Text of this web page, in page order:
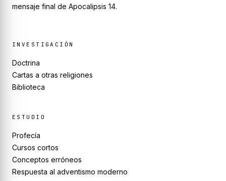
mensaje final de Apocalipsis 14.
INVESTIGACIÓN
Doctrina
Cartas a otras religiones
Biblioteca
ESTUDIO
Profecía
Cursos cortos
Conceptos erróneos
Respuesta al adventismo moderno